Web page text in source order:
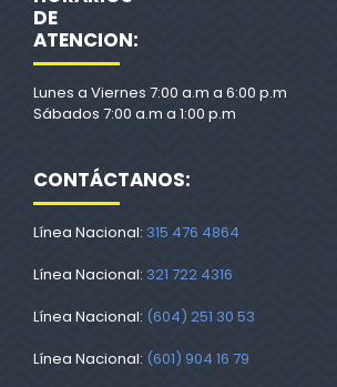
DE
ATENCION:
Lunes a Viernes 7:00 a.m a 6:00 p.m
Sábados 7:00 a.m a 1:00 p.m
CONTÁCTANOS:
Línea Nacional: 315 476 4864
Línea Nacional: 321 722 4316
Línea Nacional: (604) 251 30 53
Línea Nacional: (601) 904 16 79